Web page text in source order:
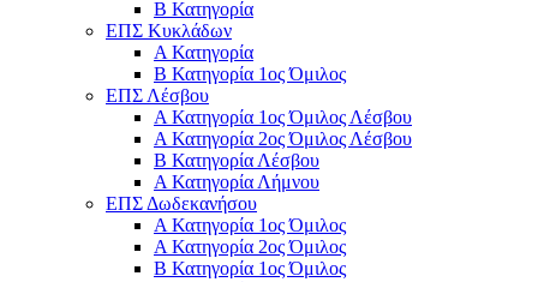
Β Κατηγορία
ΕΠΣ Κυκλάδων
Α Κατηγορία
Β Κατηγορία 1ος Όμιλος
ΕΠΣ Λέσβου
Α Κατηγορία 1ος Όμιλος Λέσβου
Α Κατηγορία 2ος Όμιλος Λέσβου
B Κατηγορία Λέσβου
Α Κατηγορία Λήμνου
ΕΠΣ Δωδεκανήσου
Α Κατηγορία 1ος Όμιλος
Α Κατηγορία 2ος Όμιλος
Β Κατηγορία 1ος Όμιλος